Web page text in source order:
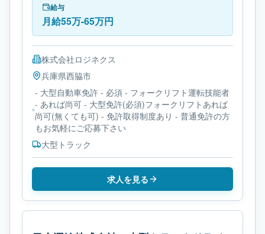
大型自動車免許です。
給与
月給55万-65万円
株式会社ロジネクス
兵庫県西脇市
- 大型自動車免許 - 必須 - フォークリフト運転技能者
- あれば尚可 - 大型免許(必須)フォークリフトあれば
尚可(無くても可) - 免許取得制度あり - 普通免許の方
もお気軽にご応募下さい
大型トラック
求人を見る